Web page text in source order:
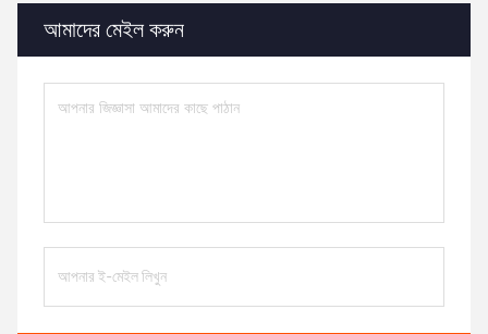
আমাদের মেইল ​​করুন